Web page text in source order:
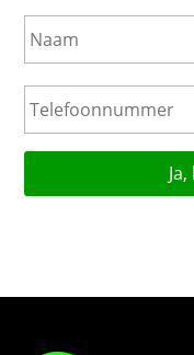
N
a
a
T
e
l
e
o
m